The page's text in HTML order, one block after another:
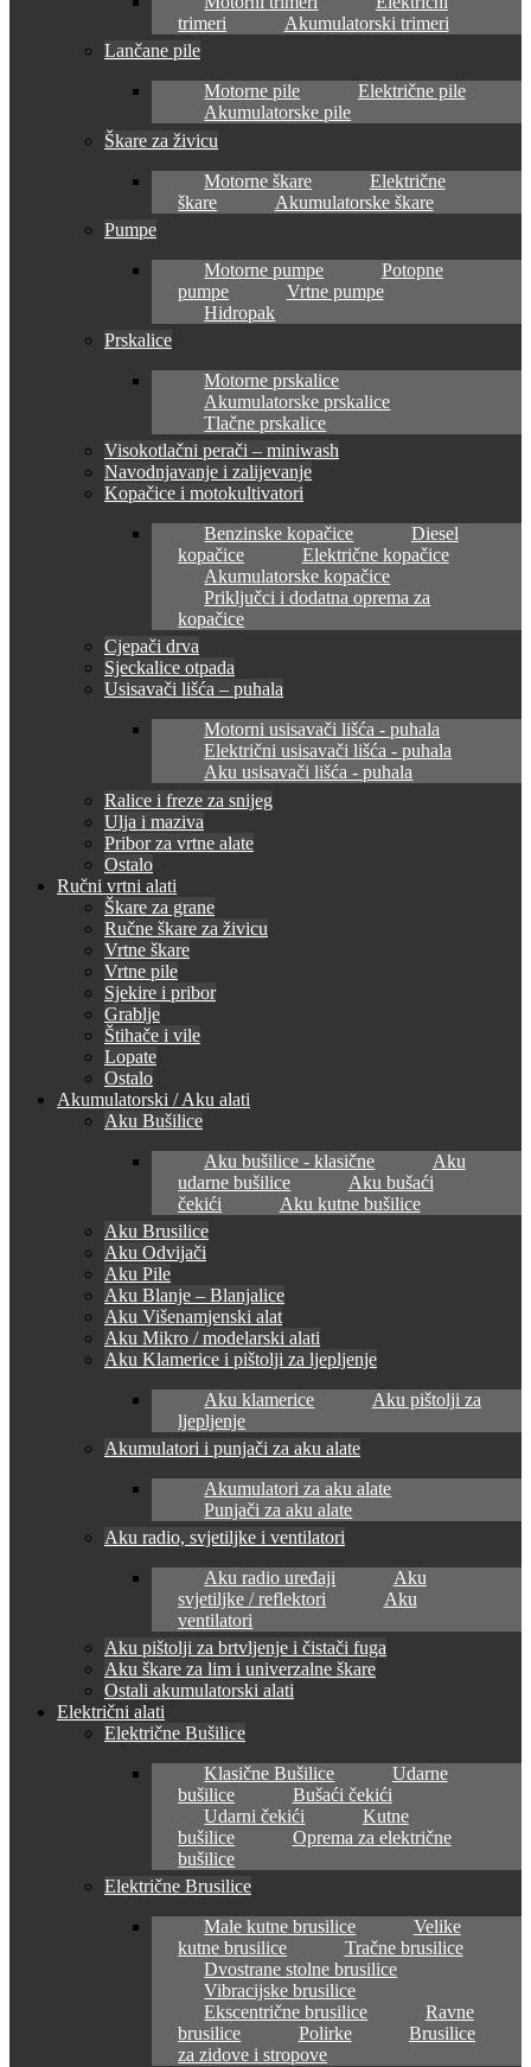
trimeri
Akumulatorski trimeri
Lančane pile
Motorne pile
Električne pile
Akumulatorske pile
Škare za živicu
Motorne škare
Električne
škare
Akumulatorske škare
Pumpe
Motorne pumpe
Potopne
pumpe
Vrtne pumpe
Hidropak
Prskalice
Motorne prskalice
Akumulatorske prskalice
Tlačne prskalice
Visokotlačni perači – miniwash
Navodnjavanje i zalijevanje
Kopačice i motokultivatori
Benzinske kopačice
Diesel
kopačice
Električne kopačice
Akumulatorske kopačice
Priključci i dodatna oprema za
kopačice
Cjepači drva
Sjeckalice otpada
Usisavači lišća – puhala
Motorni usisavači lišća - puhala
Električni usisavači lišća - puhala
Aku usisavači lišća - puhala
Ralice i freze za snijeg
Ulja i maziva
Pribor za vrtne alate
Ostalo
Ručni vrtni alati
Škare za grane
Ručne škare za živicu
Vrtne škare
Vrtne pile
Sjekire i pribor
Grablje
Štihače i vile
Lopate
Ostalo
Akumulatorski / Aku alati
Aku Bušilice
Aku bušilice - klasične
Aku
udarne bušilice
Aku bušaći
čekići
Aku kutne bušilice
Aku Brusilice
Aku Odvijači
Aku Pile
Aku Blanje – Blanjalice
Aku Višenamjenski alat
Aku Mikro / modelarski alati
Aku Klamerice i pištolji za ljepljenje
Aku klamerice
Aku pištolji za
ljepljenje
Akumulatori i punjači za aku alate
Akumulatori za aku alate
Punjači za aku alate
Aku radio, svjetiljke i ventilatori
Aku radio uređaji
Aku
svjetiljke / reflektori
Aku
ventilatori
Aku pištolji za brtvljenje i čistači fuga
Aku škare za lim i univerzalne škare
Ostali akumulatorski alati
Električni alati
Električne Bušilice
Klasične Bušilice
Udarne
bušilice
Bušaći čekići
Udarni čekići
Kutne
bušilice
Oprema za električne
bušilice
Električne Brusilice
Male kutne brusilice
Velike
kutne brusilice
Tračne brusilice
Dvostrane stolne brusilice
Vibracijske brusilice
Ekscentrične brusilice
Ravne
brusilice
Polirke
Brusilice
za zidove i stropove